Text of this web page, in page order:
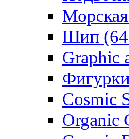
Шип
Graphic
Cosmic
Organic